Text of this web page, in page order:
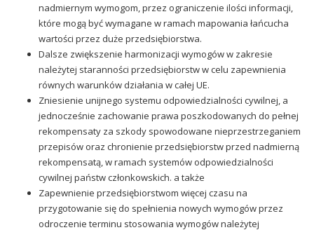
nadmiernym wymogom, przez ograniczenie ilości informacji,
które mogą być wymagane w ramach mapowania łańcucha
wartości przez duże przedsiębiorstwa.
Dalsze zwiększenie harmonizacji wymogów w zakresie
należytej staranności przedsiębiorstw w celu zapewnienia
równych warunków działania w całej UE.
Zniesienie unijnego systemu odpowiedzialności cywilnej, a
jednocześnie zachowanie prawa poszkodowanych do pełnej
rekompensaty za szkody spowodowane nieprzestrzeganiem
przepisów oraz chronienie przedsiębiorstw przed nadmierną
rekompensatą, w ramach systemów odpowiedzialności
cywilnej państw członkowskich. a także
Zapewnienie przedsiębiorstwom więcej czasu na
przygotowanie się do spełnienia nowych wymogów przez
odroczenie terminu stosowania wymogów należytej